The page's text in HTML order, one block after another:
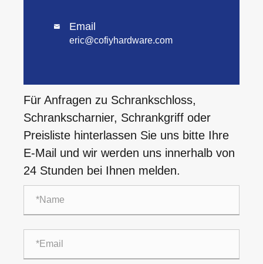
 Email
eric@cofiyhardware.com
Für Anfragen zu Schrankschloss,
Schrankscharnier, Schrankgriff oder
Preisliste hinterlassen Sie uns bitte Ihre
E-Mail und wir werden uns innerhalb von
24 Stunden bei Ihnen melden.